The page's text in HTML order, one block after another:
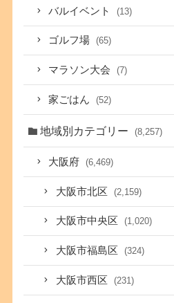
バルイベント (13)
ゴルフ場 (65)
マラソン大会 (7)
家ごはん (52)
地域別カテゴリー (8,257)
大阪府 (6,469)
大阪市北区 (2,159)
大阪市中央区 (1,020)
大阪市福島区 (324)
大阪市西区 (231)